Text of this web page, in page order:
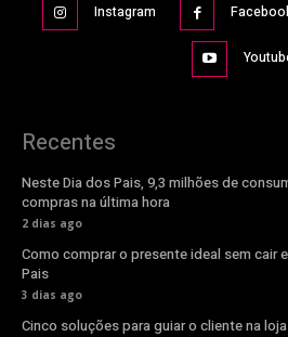
Instagram
Recentes
Neste Dia dos Pais, 9,3 milhões de
compras na última hora
2 dias ago
Como comprar o presente ideal sem cair
Pais
3 dias ago
Cinco soluções para guiar o cliente na